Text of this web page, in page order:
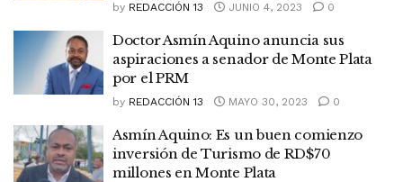
by REDACCIÓN 13 JUNIO 4, 2023 0
Doctor Asmín Aquino anuncia sus
aspiraciones a senador de Monte Plata
por el PRM
by REDACCIÓN 13 MAYO 30, 2023 0
Asmín Aquino: Es un buen comienzo
inversión de Turismo de RD$70
millones en Monte Plata